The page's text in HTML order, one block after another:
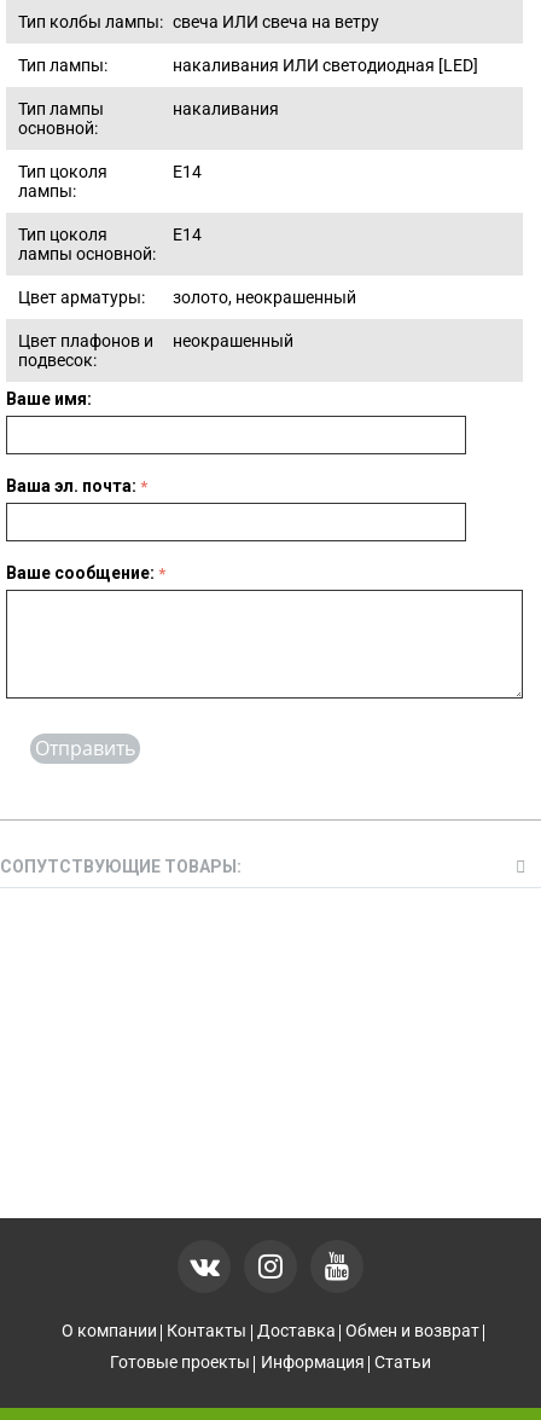
Тип колбы лампы: свеча ИЛИ свеча на ветру
Тип лампы: накаливания ИЛИ светодиодная [LED]
Тип лампы
основной:
накаливания
Тип цоколя
лампы:
E14
Тип цоколя
лампы основной:
E14
Цвет арматуры: золото, неокрашенный
Цвет плафонов и
подвесок:
неокрашенный
Ваше имя:
Ваша эл. почта:
Ваше сообщение:
Отправить
СОПУТСТВУЮЩИЕ ТОВАРЫ:
О компании Контакты Доставка Обмен и возврат
Готовые проекты
Информация Статьи